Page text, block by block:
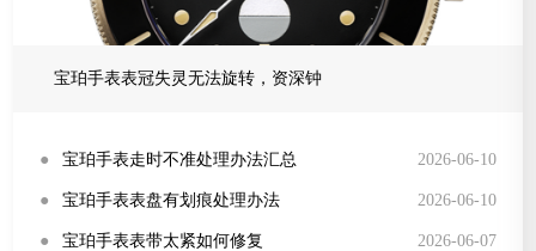
宝珀手表表冠失灵无法旋转，资深钟
● 宝珀手表走时不准处理办法汇总 2026-06-10
● 宝珀手表表盘有划痕处理办法 2026-06-10
● 宝珀手表表带太紧如何修复 2026-06-07